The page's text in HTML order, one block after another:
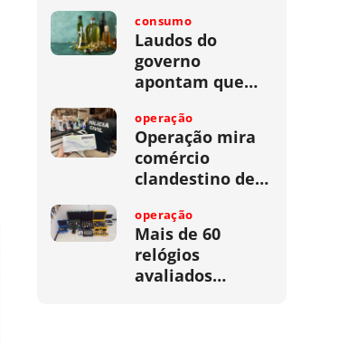
consumo
Laudos do
governo
apontam que…
operação
Operação mira
comércio
clandestino de…
operação
Mais de 60
relógios
avaliados…